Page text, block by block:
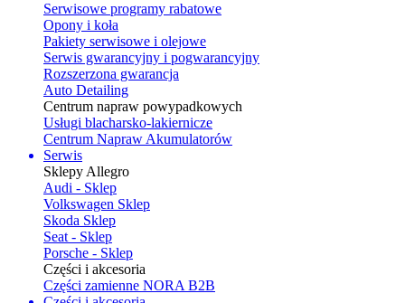
Serwisowe programy rabatowe
Opony i koła
Pakiety serwisowe i olejowe
Serwis gwarancyjny i pogwarancyjny
Rozszerzona gwarancja
Auto Detailing
Centrum napraw powypadkowych
Usługi blacharsko-lakiernicze
Centrum Napraw Akumulatorów
Serwis
Sklepy Allegro
Audi - Sklep
Volkswagen Sklep
Skoda Sklep
Seat - Sklep
Porsche - Sklep
Części i akcesoria
Części zamienne NORA B2B